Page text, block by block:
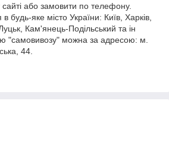
або замовити по телефону.
будь-яке місто України: Київ, Харків,
Кам'янець-Подільський та ін
"самовивозу" можна за адресою: м.
44.